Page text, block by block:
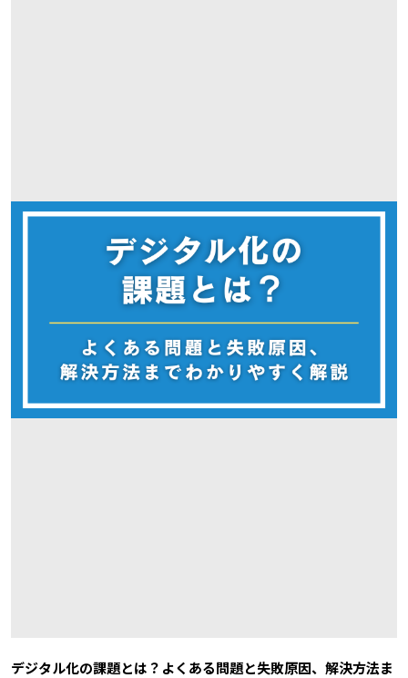
デジタル化の課題とは？よくある問題と失敗原因、解決方法ま